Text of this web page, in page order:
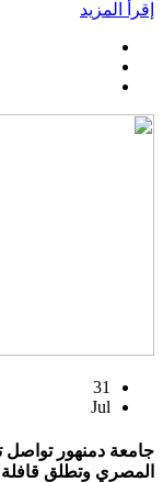
إقرأ المزيد
31
Jul
جامعة دمنهور تواصل
المصري وتطلق